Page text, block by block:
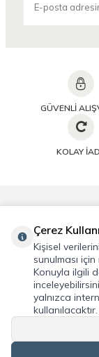
GÜVENLİ
KOLAY
Hızlı Erişim
Çerez
Kişisel
sunulması
Konuyla ilgili
yalnızca
kullanılacaktır.